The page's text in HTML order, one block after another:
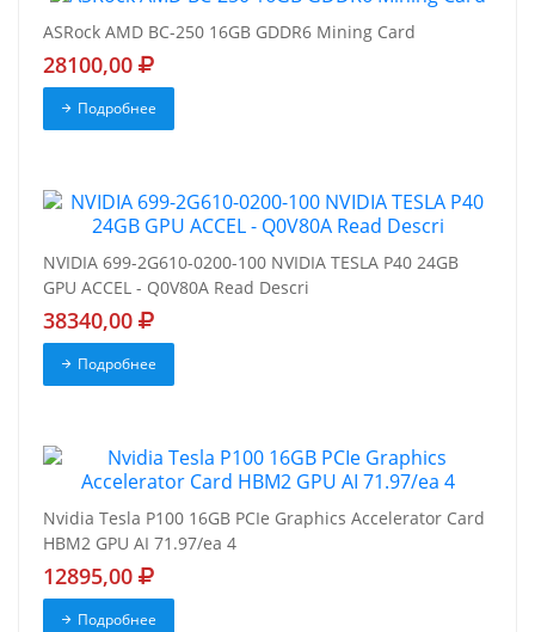
ASRock AMD BC-250 16GB GDDR6 Mining Card
28100,00
Подробнее
NVIDIA 699-2G610-0200-100 NVIDIA TESLA P40 24GB
GPU ACCEL - Q0V80A Read Descri
38340,00
Подробнее
Nvidia Tesla P100 16GB PCIe Graphics Accelerator Card
HBM2 GPU AI 71.97/ea 4
12895,00
Подробнее